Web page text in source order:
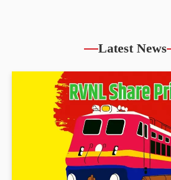
Latest News